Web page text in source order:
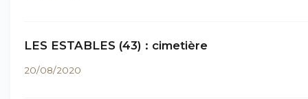
LES ESTABLES (43) : cimetière
20/08/2020